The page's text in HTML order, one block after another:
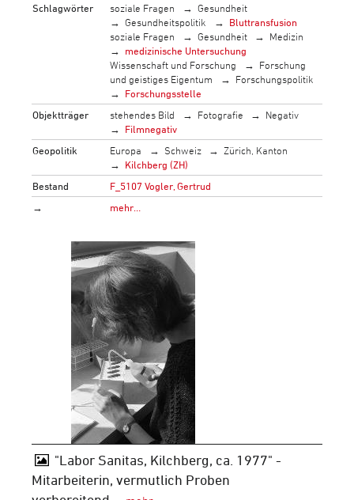
Schlagwörter
soziale Fragen
Gesundheit
Gesundheitspolitik
Bluttransfusion
soziale Fragen
Gesundheit
Medizin
medizinische Untersuchung
Wissenschaft und Forschung
Forschung
und geistiges Eigentum
Forschungspolitik
Forschungsstelle
Objektträger
stehendes Bild Fotografie
Negativ
Filmnegativ
Geopolitik
Europa Schweiz
Zürich, Kanton
Kilchberg (ZH)
Bestand
F_5107 Vogler, Gertrud
→
mehr…
"Labor Sanitas, Kilchberg, ca. 1977" -
Mitarbeiterin, vermutlich Proben